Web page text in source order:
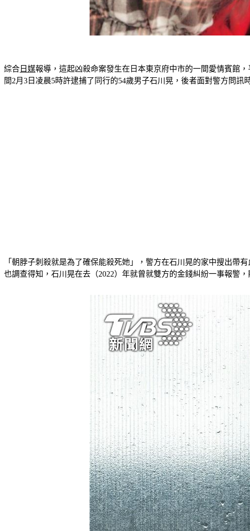
綜合 日媒報導，這起凶殺命案發生在日本東京府中市的一間愛情賓館
間2月3日凌晨5時許逮捕了同行的54歲男子石川晃，後者面對警方問訊
「朝脖子刺殺就是為了確保能殺死她」，警方在石川晃的家中搜出帶
也調查得知，石川晃在去（2022）年就曾就雙方的金錢糾紛一事報警